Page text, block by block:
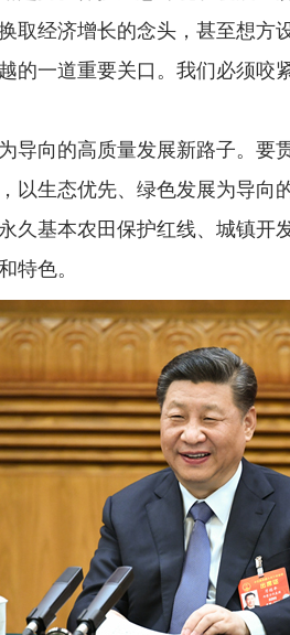
取经济增长的念头，甚至想
的一道重要关口。我们必须
向的高质量发展新路子。要
以生态优先、绿色发展为导
久基本农田保护红线、城镇
特色。